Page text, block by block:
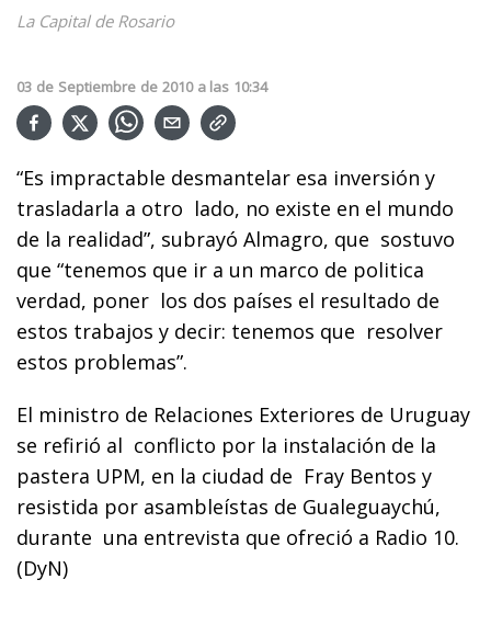
La Capital de Rosario
03 de Septiembre de 2010 a las 10:34
“Es impractable desmantelar esa inversión y
trasladarla a otro lado, no existe en el mundo
de la realidad”, subrayó Almagro, que sostuvo
que “tenemos que ir a un marco de politica
verdad, poner los dos países el resultado de
estos trabajos y decir: tenemos que resolver
estos problemas”.
El ministro de Relaciones Exteriores de Uruguay
se refirió al conflicto por la instalación de la
pastera UPM, en la ciudad de Fray Bentos y
resistida por asambleístas de Gualeguaychú,
durante una entrevista que ofreció a Radio 10.
(DyN)